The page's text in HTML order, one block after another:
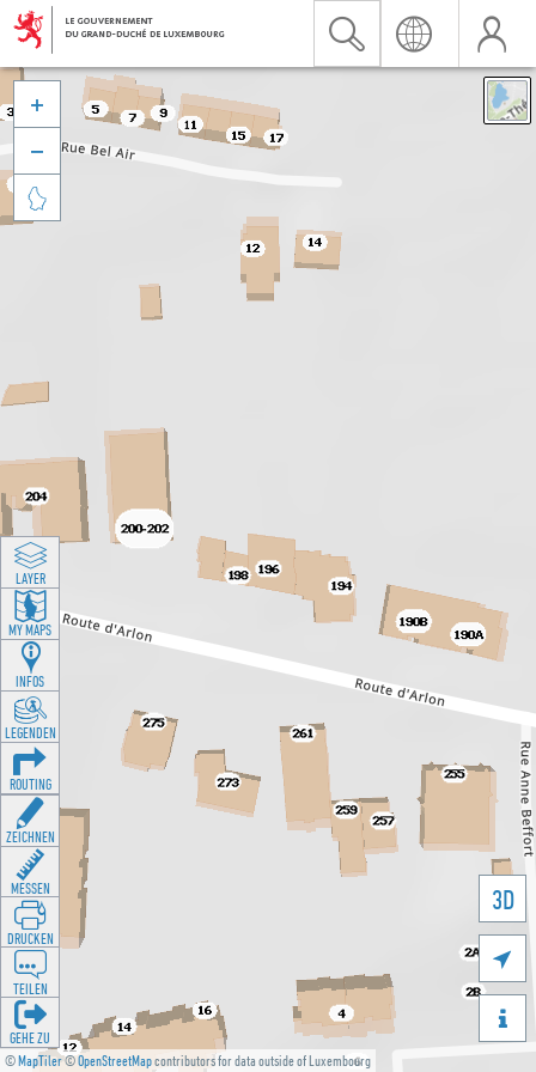
©MapTiler©OpenStreetMapcontributors for data outside of Luxembourg
3D





LAYER
MY MAPS
INFOS
LEGENDEN
ROUTING
ZEICHNEN
MESSEN
DRUCKEN
TEILEN
GEHE ZU